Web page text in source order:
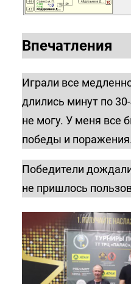
Впечатления
Играли все
длились минут по
не могу. У меня все
победы и
Победители
не пришлось